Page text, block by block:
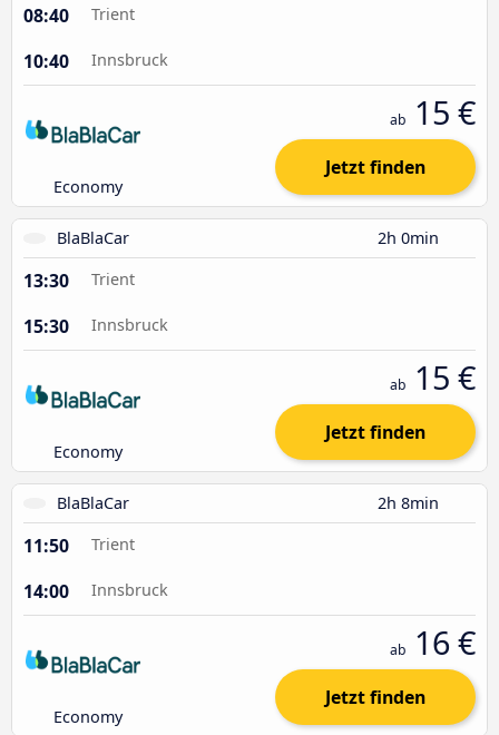
08:40 Trient
10:40 Innsbruck
Economy
ab 15 €
Jetzt finden
BlaBlaCar 2h 0min
13:30 Trient
15:30 Innsbruck
Economy
ab 15 €
Jetzt finden
BlaBlaCar 2h 8min
11:50 Trient
14:00 Innsbruck
Economy
ab 16 €
Jetzt finden